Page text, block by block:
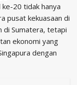
20 tidak hanya
pusat kekuasaan di
di Sumatera, tetapi
ekonomi yang
dengan